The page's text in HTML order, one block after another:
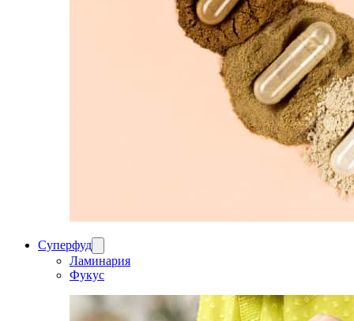
Суперфуд
Ламинария
Фукус